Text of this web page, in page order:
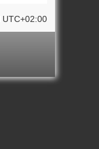
UTC+02:00